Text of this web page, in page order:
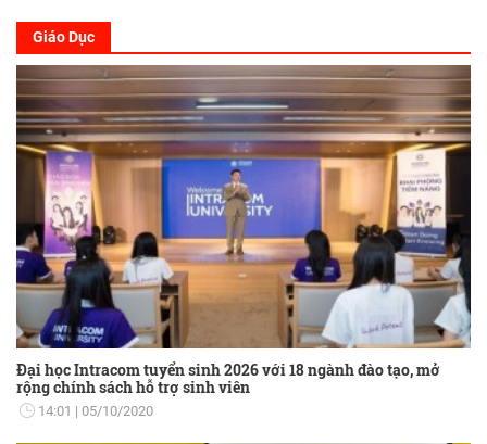
Giáo Dục
Đại học Intracom tuyển sinh 2026 với 18 ngành đào tạo, mở
rộng chính sách hỗ trợ sinh viên
14:01 05/10/2020